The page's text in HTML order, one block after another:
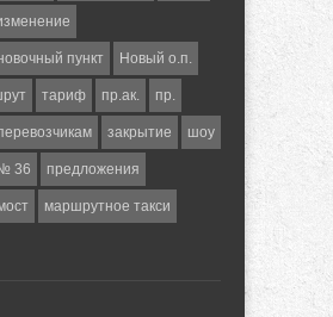
пункт Новый о.п.
тариф пр.ак. пр.
закрытие шоу
36 предложения
маршрутное такси